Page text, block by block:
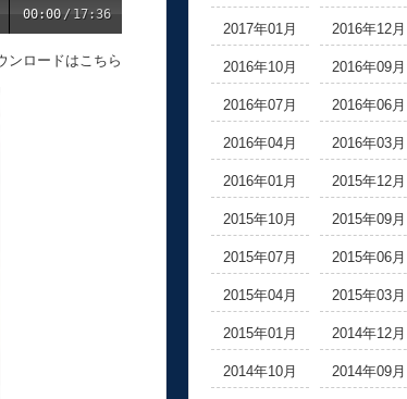
00:00 / 17:36
ンロードはこちら
2017年01月 2016年12月
2016年10月 2016年09月
2016年07月 2016年06月
2016年04月 2016年03月
2016年01月 2015年12月
2015年10月 2015年09月
2015年07月 2015年06月
2015年04月 2015年03月
2015年01月 2014年12月
2014年10月 2014年09月